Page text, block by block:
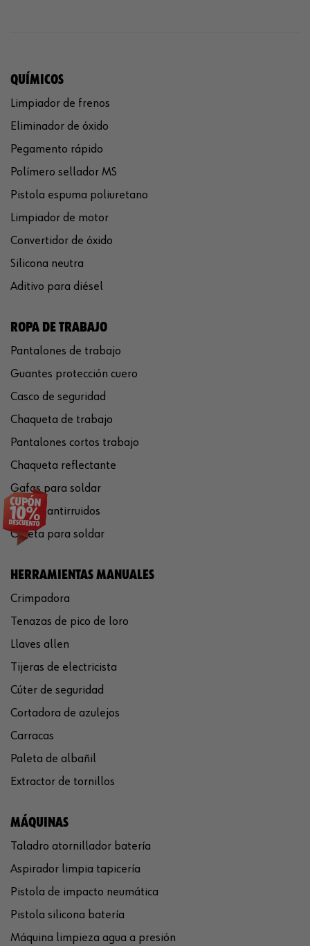
QUÍMICOS
Limpiador de frenos
Eliminador de óxido
Pegamento rápido
Polímero sellador MS
Pistola espuma poliuretano
Limpiador de motor
Convertidor de óxido
Silicona neutra
Aditivo para diésel
ROPA DE TRABAJO
Pantalones de trabajo
Guantes protección cuero
Casco de seguridad
Chaqueta de trabajo
Pantalones cortos trabajo
Chaqueta reflectante
Gafas para soldar
Cascos antirruidos
Careta para soldar
HERRAMIENTAS MANUALES
Crimpadora
Tenazas de pico de loro
Llaves allen
Tijeras de electricista
Cúter de seguridad
Cortadora de azulejos
Carracas
Paleta de albañil
Extractor de tornillos
MÁQUINAS
Taladro atornillador batería
Aspirador limpia tapicería
Pistola de impacto neumática
Pistola silicona batería
Máquina limpieza agua a presión